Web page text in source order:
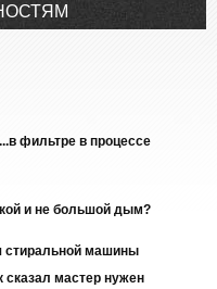
фильтре в процессе
и не большой дым?
стиральной машины
сказал мастер нужен